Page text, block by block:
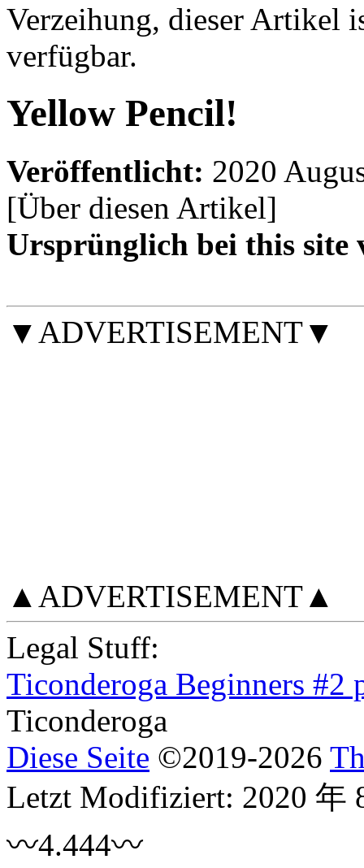
Verzeihung, dieser Artikel
verfügbar.
Yellow Pencil!
Veröffentlicht: 2020
[Über diesen Artikel]
Ursprünglich bei this
▼ADVERTISEMENT▼
▲ADVERTISEMENT▲
Legal Stuff:
Ticonderoga Beginners #2
Ticonderoga
Diese Seite ©2019-2026
Letzt Modifiziert: 2020 年
〰4.444〰